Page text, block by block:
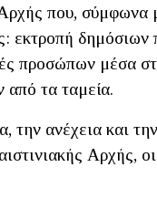
Αρχής που,
εκτροπή
προσώπων μέσα
από τα ταμεία.
την ανέχεια και
Αρχής, οι